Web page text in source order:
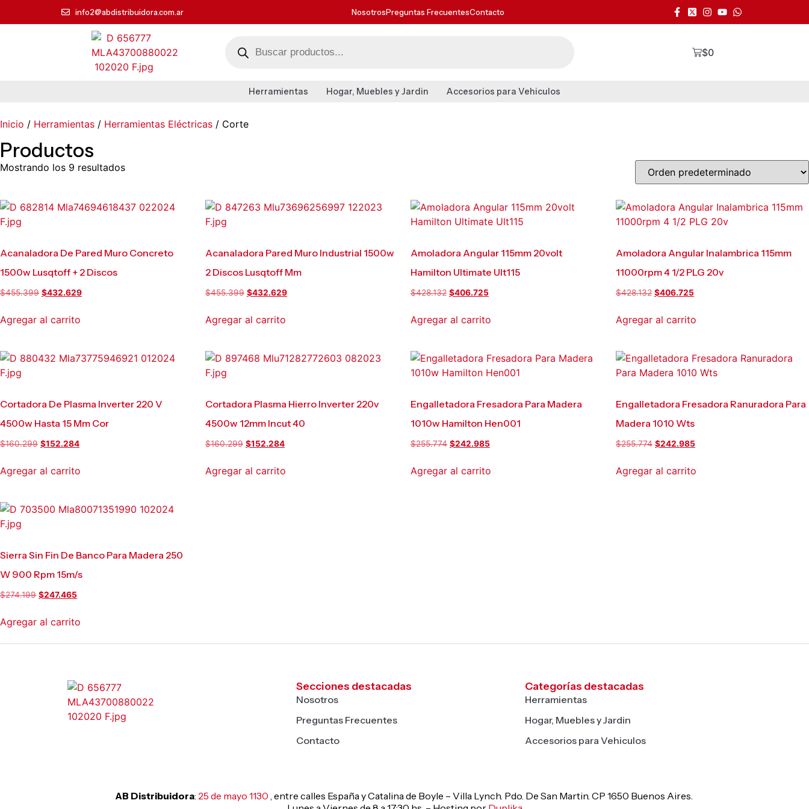
info2@abdistribuidora.com.ar NosotrosPreguntas FrecuentesContacto
$0
Herramientas Hogar, Muebles y Jardin Accesorios para Vehiculos
Inicio / Herramientas / Herramientas Eléctricas / Corte
Productos
Mostrando los 9 resultados
Acanaladora De Pared Muro Concreto
1500w Lusqtoff + 2 Discos
$455.399 $432.629
Agregar al carrito
Acanaladora Pared Muro Industrial 1500w
2 Discos Lusqtoff Mm
$455.399 $432.629
Agregar al carrito
Amoladora Angular 115mm 20volt
Hamilton Ultimate Ult115
$428.132 $406.725
Agregar al carrito
Amoladora Angular Inalambrica 115mm
11000rpm 4 1/2 PLG 20v
$428.132 $406.725
Agregar al carrito
Cortadora De Plasma Inverter 220 V
4500w Hasta 15 Mm Cor
$160.299 $152.284
Agregar al carrito
Cortadora Plasma Hierro Inverter 220v
4500w 12mm Incut 40
$160.299 $152.284
Agregar al carrito
Engalletadora Fresadora Para Madera
1010w Hamilton Hen001
$255.774 $242.985
Agregar al carrito
Engalletadora Fresadora Ranuradora Para
Madera 1010 Wts
$255.774 $242.985
Agregar al carrito
Sierra Sin Fin De Banco Para Madera 250
W 900 Rpm 15m/s
$274.199 $247.465
Agregar al carrito
Secciones destacadas
Nosotros
Preguntas Frecuentes
Contacto
Categorías destacadas
Herramientas
Hogar, Muebles y Jardin
Accesorios para Vehiculos
AB Distribuidora: 25 de mayo 1130 , entre calles España y Catalina de Boyle – Villa Lynch. Pdo. De San Martin. CP 1650 Buenos Aires.